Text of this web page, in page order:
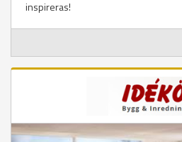
inspireras!